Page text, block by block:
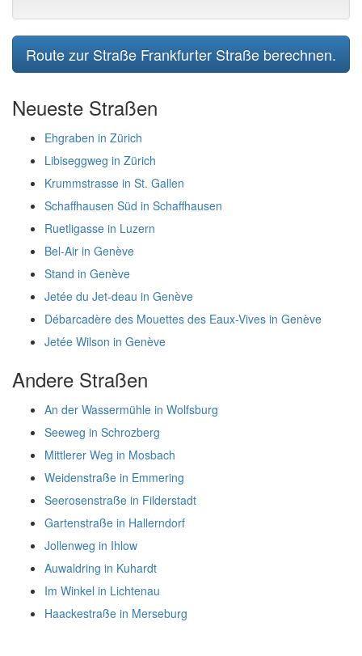
Route zur Straße Frankfurter Straße berechnen.
Neueste Straßen
Ehgraben in Zürich
Libiseggweg in Zürich
Krummstrasse in St. Gallen
Schaffhausen Süd in Schaffhausen
Ruetligasse in Luzern
Bel-Air in Genève
Stand in Genève
Jetée du Jet-deau in Genève
Débarcadère des Mouettes des Eaux-Vives in Genève
Jetée Wilson in Genève
Andere Straßen
An der Wassermühle in Wolfsburg
Seeweg in Schrozberg
Mittlerer Weg in Mosbach
Weidenstraße in Emmering
Seerosenstraße in Filderstadt
Gartenstraße in Hallerndorf
Jollenweg in Ihlow
Auwaldring in Kuhardt
Im Winkel in Lichtenau
Haackestraße in Merseburg